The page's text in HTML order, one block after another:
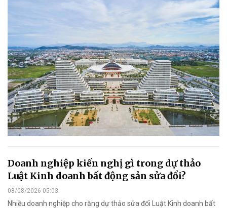
Doanh nghiệp kiến nghị gì trong dự thảo
Luật Kinh doanh bất động sản sửa đổi?
08/08/2026 05:03
Nhiều doanh nghiệp cho rằng dự thảo sửa đổi Luật Kinh doanh bất